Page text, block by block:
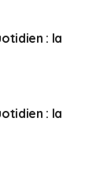
: la
: la